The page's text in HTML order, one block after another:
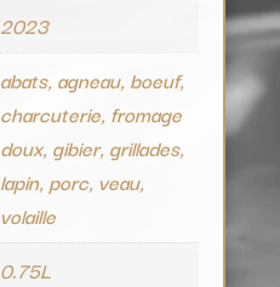
2023
abats, agneau, boeuf,
charcuterie, fromage
doux, gibier, grillades,
lapin, porc, veau,
volaille
0.75L